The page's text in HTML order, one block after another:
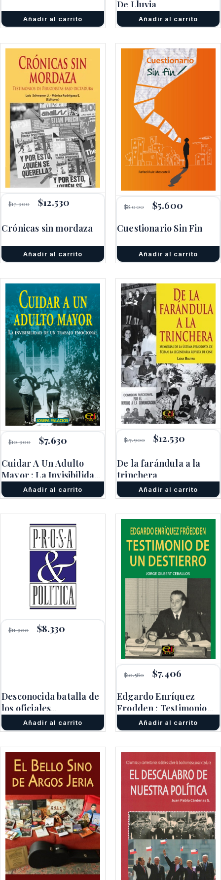
Añadir al carrito
$6.000.
De Lluvia
Añadir al carrito
$17.900
El
precio
era:
$12.530
es:
Crónicas sin mordaza
Añadir al carrito
$8.000
El
precio
era:
$5.600
es:
Cuestionario Sin Fin
Añadir al carrito
$10.900
El
precio
era:
$10.900.
$7.630
es:
$7.630.
Cuidar A Un Adulto
Mayor : La Invisibilidad
De Un Trabajo
Emocional
Añadir al carrito
$17.900
El
precio
era:
$17.900.
$12.530
es:
De la farándula a la
trinchera
Añadir al carrito
$11.900
El
precio
$8.330
Desconocida batalla de
los oficiales
constitucionalistas de
las FF.AA.
Añadir al carrito
$10.580
El
precio
era:
$10.580.
$7.406
es:
$7.406.
Edgardo Enríquez
Frodden : Testimonio
De Un Destierro
Añadir al carrito